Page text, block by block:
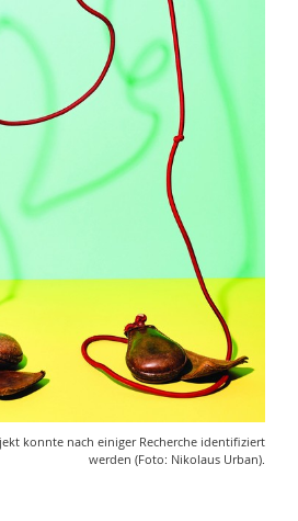
konnte nach einiger Recherche identifiziert
werden (Foto: Nikolaus Urban).